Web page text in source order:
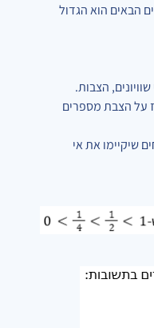
הבאים הוא הגדול
הצבות.
הצבת מספרים
את אי